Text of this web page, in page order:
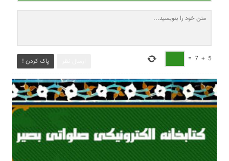
پاک کردن ! 5
+
7
=